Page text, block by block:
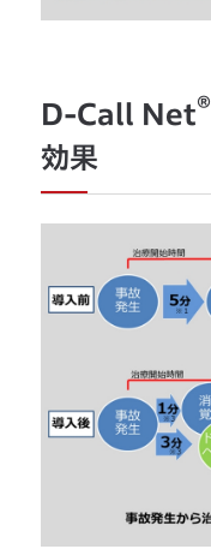
D-Call Net®
効果